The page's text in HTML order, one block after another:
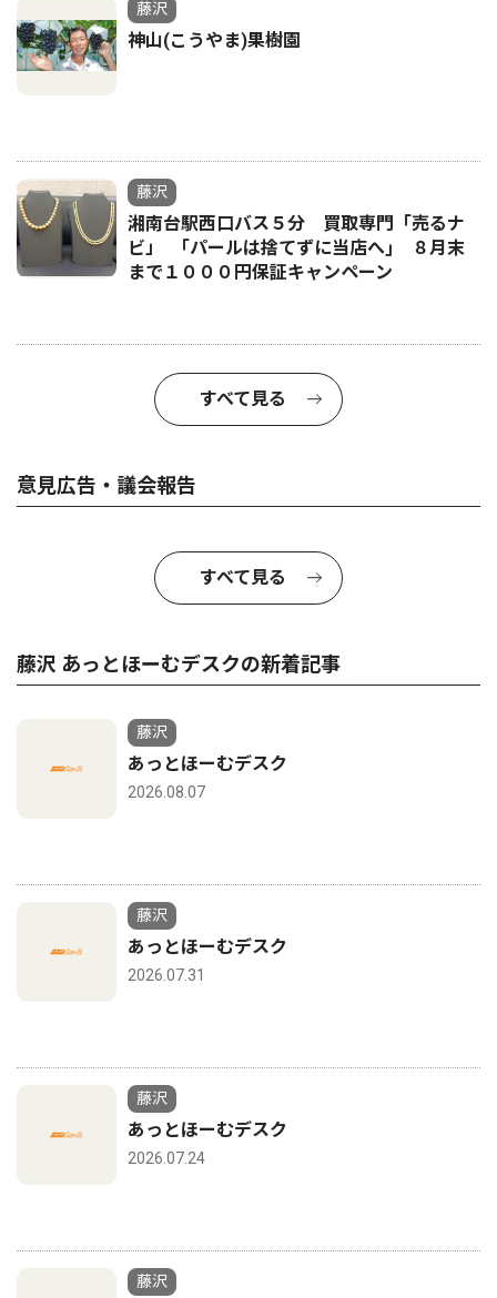
藤沢
神山(こうやま)果樹園
藤沢
湘南台駅西口バス５分 買取専門「売るナ
ビ」 ｢パールは捨てずに当店へ｣ ８月末
まで１０００円保証キャンペーン
すべて見る
意見広告・議会報告
すべて見る
藤沢 あっとほーむデスクの新着記事
藤沢
あっとほーむデスク
2026.08.07
藤沢
あっとほーむデスク
2026.07.31
藤沢
あっとほーむデスク
2026.07.24
藤沢